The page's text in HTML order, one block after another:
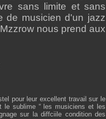
sans limite et sans
de musicien d'un jazz
nous prend aux
pour leur excellent travail sur le
le sublime “ les musiciens et les
sur la diffciile condition des